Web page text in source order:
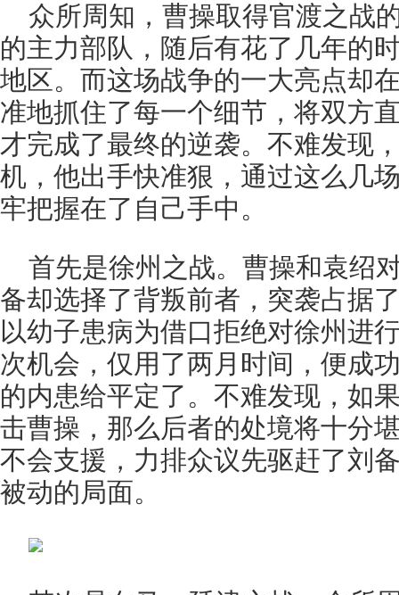
众所周知，曹操取得官渡之战
的主力部队，随后有花了几年的
地区。而这场战争的一大亮点却
准地抓住了每一个细节，将双方
才完成了最终的逆袭。不难发现
机，他出手快准狠，通过这么几
牢把握在了自己手中。
首先是徐州之战。曹操和袁绍
备却选择了背叛前者，突袭占据
以幼子患病为借口拒绝对徐州进
次机会，仅用了两月时间，便成
的内患给平定了。不难发现，如
击曹操，那么后者的处境将十分
不会支援，力排众议先驱赶了刘
被动的局面。